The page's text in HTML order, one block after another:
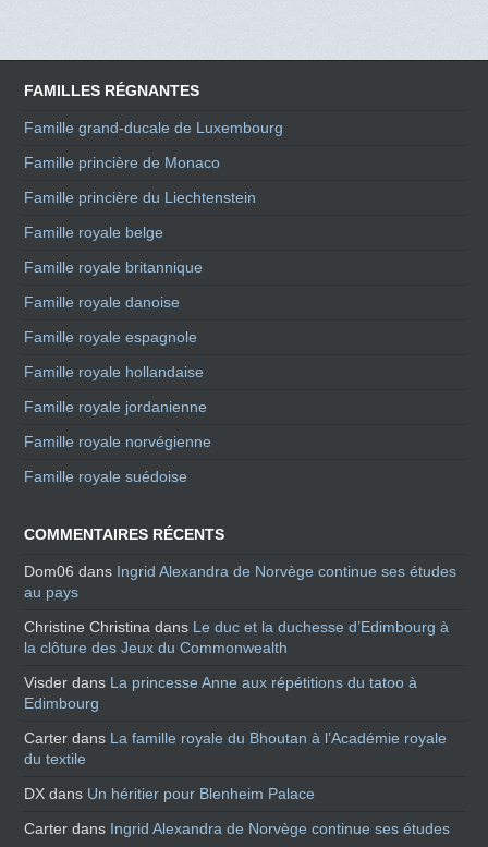
FAMILLES RÉGNANTES
Famille grand-ducale de Luxembourg
Famille princière de Monaco
Famille princière du Liechtenstein
Famille royale belge
Famille royale britannique
Famille royale danoise
Famille royale espagnole
Famille royale hollandaise
Famille royale jordanienne
Famille royale norvégienne
Famille royale suédoise
COMMENTAIRES RÉCENTS
Dom06 dans Ingrid Alexandra de Norvège continue ses études
au pays
Christine Christina dans Le duc et la duchesse d’Edimbourg à
la clôture des Jeux du Commonwealth
Visder dans La princesse Anne aux répétitions du tatoo à
Edimbourg
Carter dans La famille royale du Bhoutan à l’Académie royale
du textile
DX dans Un héritier pour Blenheim Palace
Carter dans Ingrid Alexandra de Norvège continue ses études